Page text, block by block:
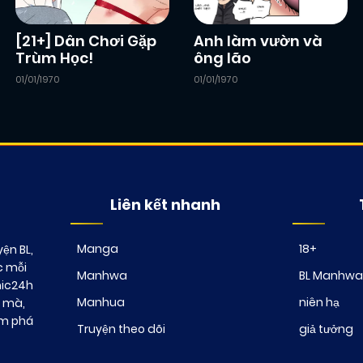
[21+] Dân Chơi Gặp
Trùm Học!
01/01/1970
Anh làm vườn và
ông lão
01/01/1970
BL,
mỗi
phá
Liên kết nhanh
Manga
Manhwa
Manhua
Truyện theo dõi
18+
BL Manhwa
niên hạ
giả tưởng